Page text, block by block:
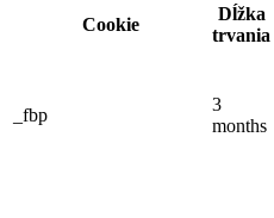
Cookie
Dĺžka
trvania
_fbp
3
months